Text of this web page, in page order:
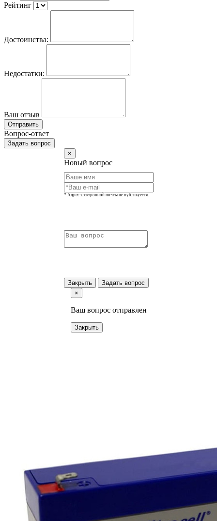
Рейтинг
Достоинства:
Недостатки:
Ваш отзыв
Отправить
Вопрос-ответ
Задать вопрос
×
Новый вопрос
* Адрес электронной почты не публикуется.
Закрыть
Задать вопрос
×
Ваш вопрос отправлен
Закрыть